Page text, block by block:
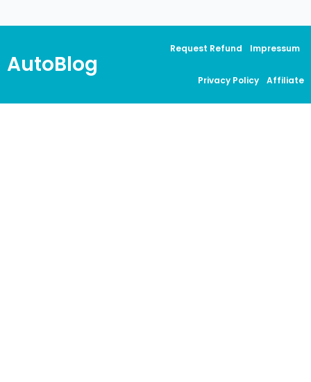
AutoBlog
Request Refund Impressum
Privacy Policy Affiliate